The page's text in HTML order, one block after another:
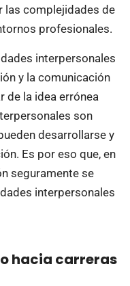
las complejidades de
profesionales.
interpersonales
y la comunicación
de la idea errónea
son
desarrollarse y
Es por eso que, en
seguramente se
interpersonales
hacia carreras